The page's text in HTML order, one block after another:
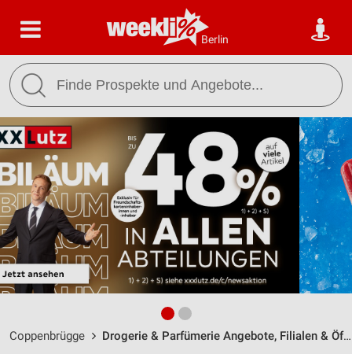
Berlin
Coppenbrügge Drogerie & Parfümerie Angebote, Filialen & Öffnungszeiten